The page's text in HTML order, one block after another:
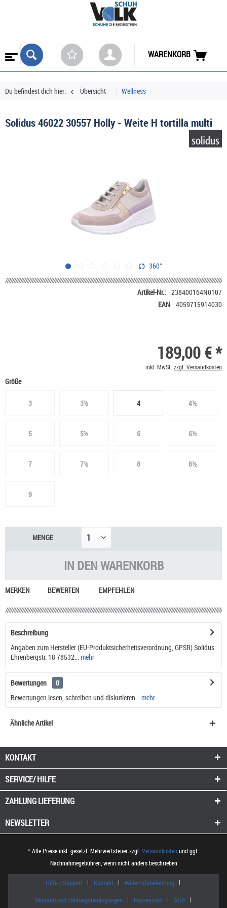
WARENKORB
Du befindest dich hier: Übersicht Wellness
Solidus 46022 30557 Holly - Weite H tortilla multi
360°
Artikel-Nr.: 238400164N0107
EAN
4059715914030
189,00 € *
inkl. MwSt. zzgl. Versandkosten
Größe
3 3½ 4 4½
5 5½ 6 6½
7 7½ 8 8½
9
MENGE
IN DENWARENKORB
MERKEN BEWERTEN EMPFEHLEN
Beschreibung
Angaben zum Hersteller (EU-Produktsicherheitsverordnung, GPSR) Solidus
Ehrenbergstr. 18 78532...
mehr
Bewertungen
0
Bewertungen lesen, schreiben und diskutieren...
mehr
Ähnliche Artikel
KONTAKT
SERVICE/ HILFE
ZAHLUNGLIEFERUNG
NEWSLETTER
* Alle Preise inkl. gesetzl. Mehrwertsteuer zzgl. Versandkosten und ggf.
Nachnahmegebühren, wenn nicht anders beschrieben
Hilfe / Support Kontakt
Widerrufsbelehrung
Versand und Zahlungsbedingungen
Impressum AGB